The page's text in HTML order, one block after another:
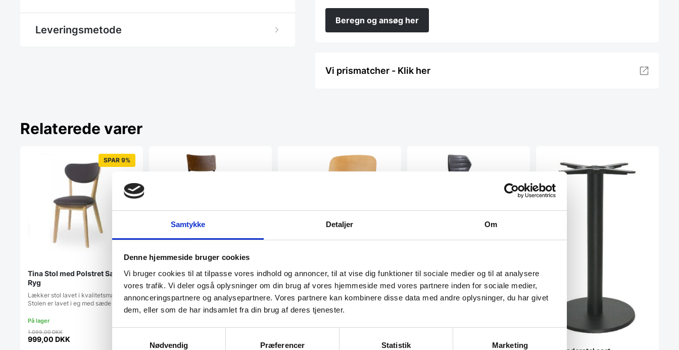
Samtykke Detaljer Om
Denne hjemmeside bruger cookies
Vi bruger cookies til at tilpasse vores indhold og annoncer, til at vise dig funktioner til sociale medier og til at analysere
vores trafik. Vi deler også oplysninger om din brug af vores hjemmeside med vores partnere inden for sociale medier,
annonceringspartnere og analysepartnere. Vores partnere kan kombinere disse data med andre oplysninger, du har givet
dem, eller som de har indsamlet fra din brug af deres tjenester.
Nødvendig
Præferencer Statistik Marketing
Leveringsmetode
Beregn og ansøg her
Vi prismatcher - Klik her
Relaterede varer
SPAR 9%
Tina Stol med Polstret Sæde og
Ryg
Lækker stol lavet i kvalitetsmaterialer.
Stolen er lavet i eg med sæde og…
1.099,00DKKDen
oprindelige
999,00 DKK
Skool barstol Træ/Træ
OBS: Har træsædeHer har vi barstol
udgaven af vores Skool stol. Stolen
er…
1.249,00DKK
Konferencestol i træ
Denne konferencestol er lavet af hele
7 lag sammenlignet bøgetræsskaller.…
sortlakeret fod med indbygget…
899,00DKK